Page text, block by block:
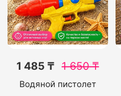
1 485 ₸ 1 650₸
Водяной пистолет